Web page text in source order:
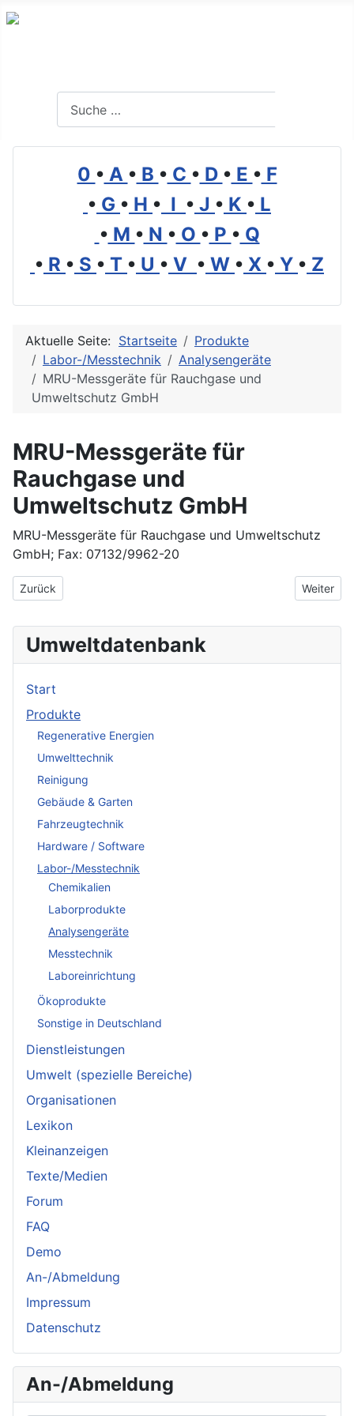
0 • A • B • C • D • E • F
• G • H • I • J • K • L
• M • N • O • P • Q
• R • S • T • U • V • W • X • Y • Z
Aktuelle Seite: Startseite
Produkte
Labor-/Messtechnik
Analysengeräte
MRU-Messgeräte für Rauchgase und
Umweltschutz GmbH
MRU-Messgeräte für
Rauchgase und
Umweltschutz GmbH
MRU-Messgeräte für Rauchgase und Umweltschutz
GmbH; Fax: 07132/9962-20
Vorheriger Beitrag: MRU Messgeräte für Rauchgase und
Zurück Nächster
Weiter
Umweltdatenbank
Start
Produkte
Regenerative Energien
Umwelttechnik
Reinigung
Gebäude & Garten
Fahrzeugtechnik
Hardware / Software
Labor-/Messtechnik
Chemikalien
Laborprodukte
Analysengeräte
Messtechnik
Laboreinrichtung
Ökoprodukte
Sonstige in Deutschland
Dienstleistungen
Umwelt (spezielle Bereiche)
Organisationen
Lexikon
Kleinanzeigen
Texte/Medien
Forum
FAQ
Demo
An-/Abmeldung
Impressum
Datenschutz
An-/Abmeldung